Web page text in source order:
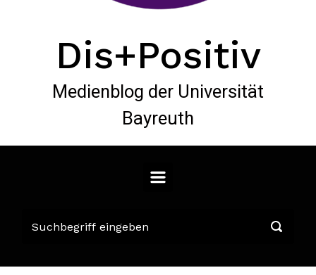
Dis+Positiv
Medienblog der Universität
Bayreuth